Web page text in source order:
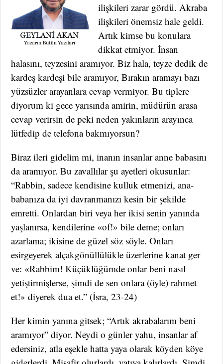
ilişkileri zarar gördü. Akraba
ilişkileri önemsiz hale geldi.
Artık kimse bu konulara
dikkat etmiyor. İnsan
halasını, teyzesini aramıyor. Biz hala, teyze dedik de
kardeş kardeşi bile aramıyor, Bırakın aramayı bazı
yüzsüzler arayanlara cevap vermiyor. Bu tiplere
diyorum ki gece yarısında amirin, müdürün arasa
cevap verirsin de peki neden yakınların arayınca
lütfedip de telefona bakmıyorsun?
Biraz ileri gidelim mi, inanın insanlar anne babasını
da aramıyor. Bu zavallılar şu ayetleri okusunlar:
“Rabbin, sadece kendisine kulluk etmenizi, ana-
babanıza da iyi davranmanızı kesin bir şekilde
emretti. Onlardan biri veya her ikisi senin yanında
yaşlanırsa, kendilerine «of!» bile deme; onları
azarlama; ikisine de güzel söz söyle. Onları
esirgeyerek alçakgönüllülükle üzerlerine kanat ger
ve: «Rabbim! Küçüklüğümde onlar beni nasıl
yetiştirmişlerse, şimdi de sen onlara (öyle) rahmet
et!» diyerek dua et.” (İsra, 23-24)
Her kimin yanına gitsek; “Artık akrabalarım beni
aramıyor” diyor. Neydi o günler yahu, insanlar af
edersiniz, atla eşekle hatta yaya olarak köyden köye